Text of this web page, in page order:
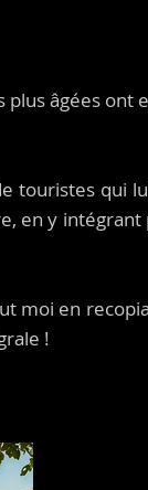
âgées ont
touristes qui
en y intégrant
moi en
!